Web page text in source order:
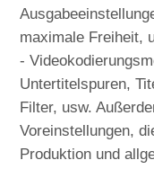
maximale Freiheit,
-
Untertitelspuren,
Filter, usw.
Voreinstellungen,
Produktion und